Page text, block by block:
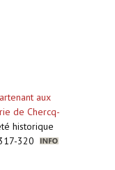
aux
de Chercq-
historique
320